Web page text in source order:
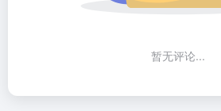
暂无评论...